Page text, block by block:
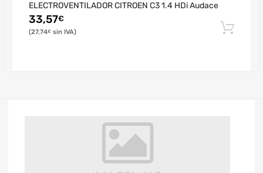
ELECTROVENTILADOR CITROEN C3 1.4 HDi Audace
33,57€
27,74€